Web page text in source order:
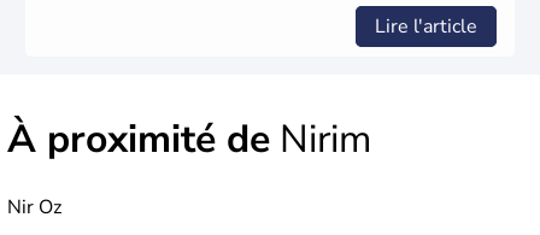
Lire l'article
À proximité de Nirim
Nir Oz